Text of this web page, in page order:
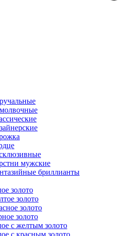
мужские
бриллианты
золото
золото
золото
золото
с желтым золото
с красным золото